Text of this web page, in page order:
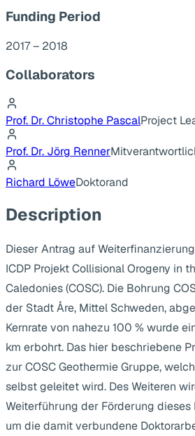
Funding Period
2017 – 2018
Collaborators
Prof. Dr. Christophe PascalProject
Prof. Dr. Jörg Renner
Richard LöweDoktorand
Description
Dieser Antrag auf
ICDP Projekt Collisional Orogeny in
Caledonies (COSC). Die Bohrung
der Stadt Åre, Mittel Schweden,
Kernrate von nahezu 100 % wurde
km erbohrt. Das hier beschriebene
zur COSC Geothermie Gruppe,
selbst geleitet wird. Des Weiteren
Weiterführung der Förderung
um die damit verbundene